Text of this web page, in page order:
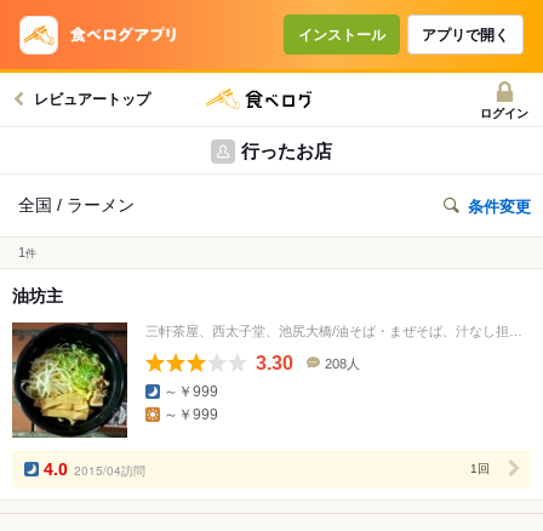
インストール アプリで開く
レビュアートップ
ログイン
行ったお店
全国 / ラーメン 条件変更
1 件
油坊主
3.30
数
208人
～￥999
～￥999
4.0 2015/04訪問 1回